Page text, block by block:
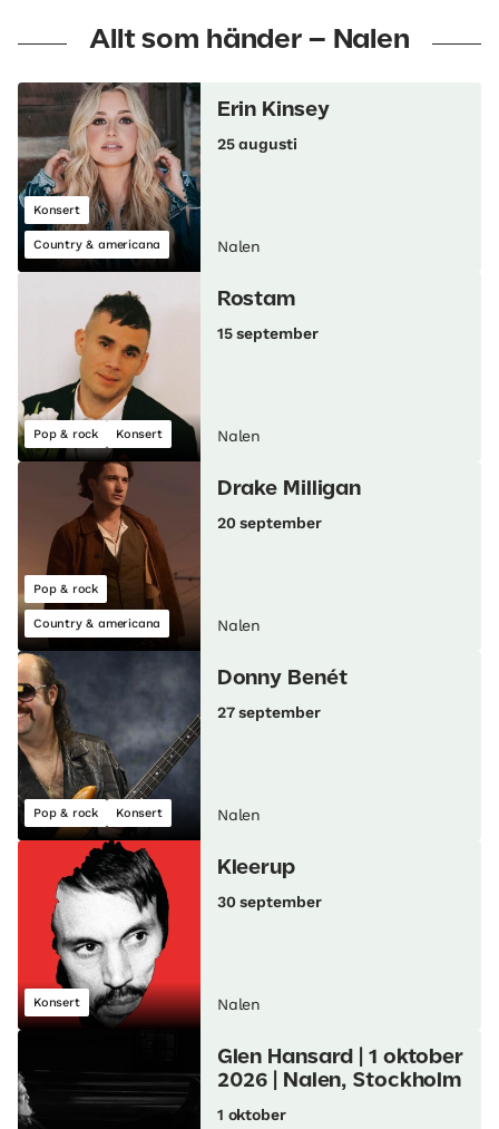
Allt som händer – Nalen
Konsert
Country & americana
Erin Kinsey
25 augusti
Nalen
Pop & rock Konsert
Rostam
15 september
Nalen
Pop & rock
Country & americana
Drake Milligan
20 september
Nalen
Pop & rock Konsert
Donny Benét
27 september
Nalen
Konsert
Kleerup
30 september
Nalen
Glen Hansard | 1 oktober
2026 | Nalen, Stockholm
1 oktober